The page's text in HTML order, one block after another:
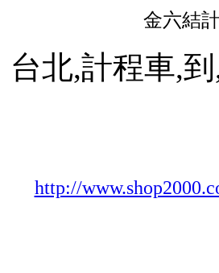
金六結
台北,計程車,
http://